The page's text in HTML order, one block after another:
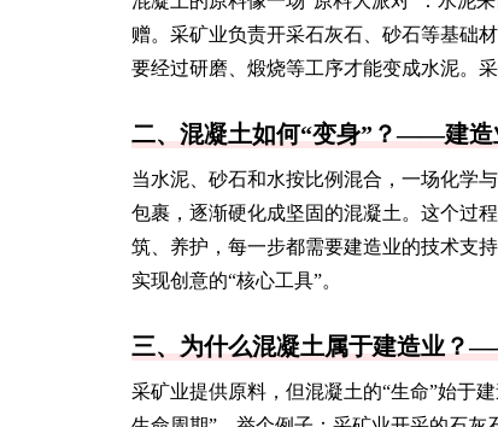
赠。采矿业负责开采石灰石、砂石等基础
要经过研磨、煅烧等工序才能变成水泥。
二、混凝土如何“变身”？——建造
当水泥、砂石和水按比例混合，一场化学
包裹，逐渐硬化成坚固的混凝土。这个过
筑、养护，每一步都需要建造业的技术支
实现创意的“核心工具”。
三、为什么混凝土属于建造业？
采矿业提供原料，但混凝土的“生命”始于